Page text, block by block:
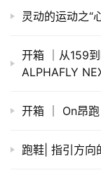
灵动的运动之“
开箱 ｜从159
ALPHAFLY
开箱 ｜ On昂
跑鞋| 指引方向